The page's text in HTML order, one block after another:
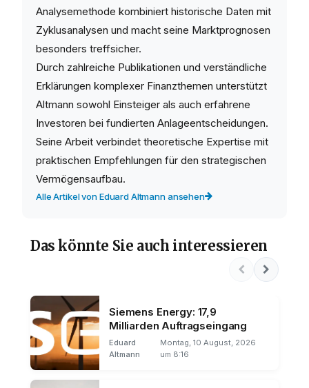
Analysemethode kombiniert historische Daten mit
Zyklusanalysen und macht seine Marktprognosen
besonders treffsicher.
Durch zahlreiche Publikationen und verständliche
Erklärungen komplexer Finanzthemen unterstützt
Altmann sowohl Einsteiger als auch erfahrene
Investoren bei fundierten Anlageentscheidungen.
Seine Arbeit verbindet theoretische Expertise mit
praktischen Empfehlungen für den strategischen
Vermögensaufbau.
Alle Artikel von Eduard Altmann ansehen
Das könnte Sie auch interessieren
Siemens Energy: 17,9
Milliarden Auftragseingang
Eduard
Altmann
Montag, 10 August, 2026
um 8:16